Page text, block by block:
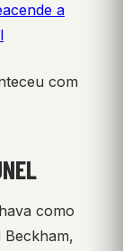
a
com
como
Beckham,